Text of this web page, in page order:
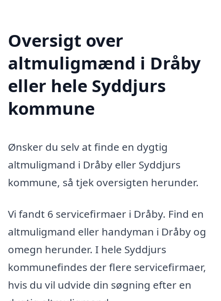
Oversigt over
altmuligmænd i Dråby
eller hele Syddjurs
kommune
Ønsker du selv at finde en dygtig
altmuligmand i Dråby eller Syddjurs
kommune, så tjek oversigten herunder.
Vi fandt 6 servicefirmaer i Dråby. Find en
altmuligmand eller handyman i Dråby og
omegn herunder. I hele Syddjurs
kommunefindes der flere servicefirmaer,
hvis du vil udvide din søgning efter en